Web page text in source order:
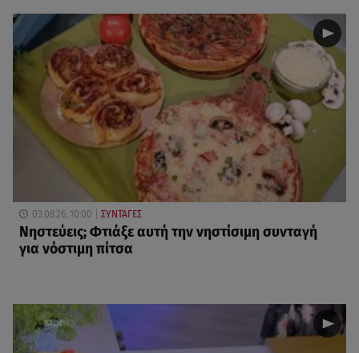
03.08.26, 10:00 ΣΥΝΤΑΓΕΣ
Νηστεύεις; Φτιάξε αυτή την νηστίσιμη συνταγή
για νόστιμη πίτσα